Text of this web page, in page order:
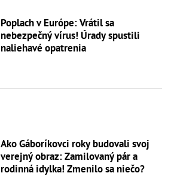
Poplach v Európe: Vrátil sa
nebezpečný vírus! Úrady spustili
naliehavé opatrenia
Ako Gáboríkovci roky budovali svoj
verejný obraz: Zamilovaný pár a
rodinná idylka! Zmenilo sa niečo?